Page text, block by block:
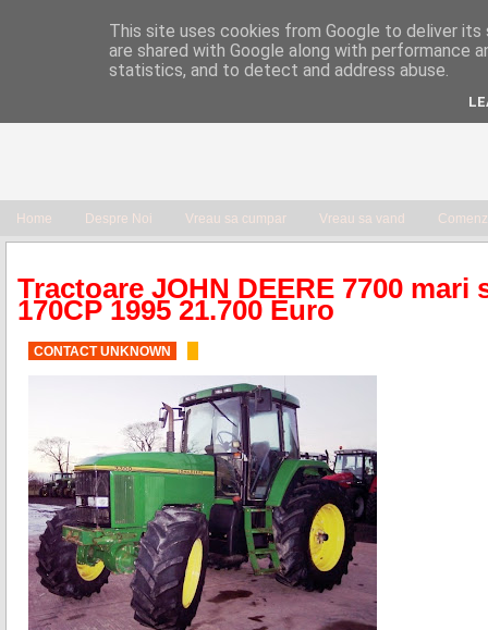
Home Despre Noi Vreau sa cumpar Vreau sa vand
Tractoare JOHN DEERE 7700 mari
170CP 1995 21.700 Euro
CONTACT UNKNOWN
This site uses cookies from Google to deliver
are shared with Google along with performance
statistics, and to detect and address abuse.